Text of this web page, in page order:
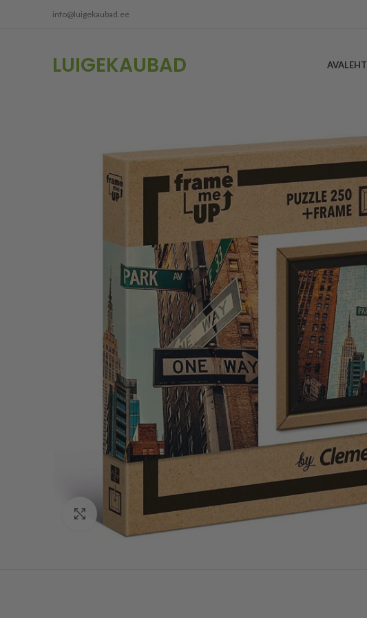
info@luigekaubad.ee
LUIGEKAUBAD AVALEHT
Vaata suuremalt